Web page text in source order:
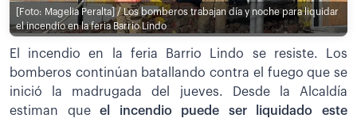
[Foto: Magelia Peralta] / Los bomberos trabajan día y noche para liquidar
el incendio en la feria Barrio Lindo
El incendio en la feria Barrio Lindo se resiste. Los
bomberos continúan batallando contra el fuego que se
inició la madrugada del jueves. Desde la Alcaldía
estiman queel incendio puede ser liquidado este